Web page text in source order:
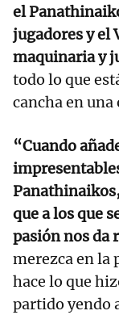
el
jugadores y el
maquinaria y
todo lo que
cancha en
“Cuando
que a los que
pasión nos da
merezca en la
hace lo que
partido yendo